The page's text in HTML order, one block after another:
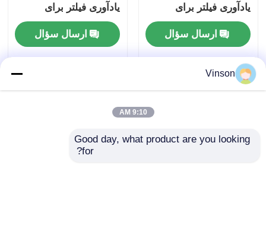
یادآوری فیلتر برای
استفاده تجاری و خانگی
ارسال سؤال
یادآوری فیلتر برای
استفاده در دفتر خانه
ارسال سؤال
Vinson
9:10 AM
Good day, what product are you looking
for?